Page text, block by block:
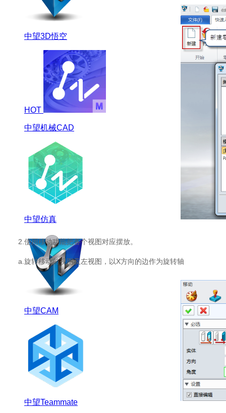
中望3D悟空
HOT
中望机械CAD
中望仿真
中望CAM
中望Teammate
2.使用移动功能把各个视图对应摆放。
a.旋转移动前视图及左视图，以X方向的边作为旋转轴